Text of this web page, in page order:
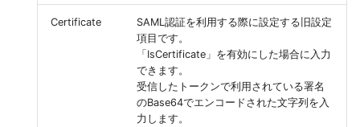
Certificate
SAML認証を利用する際に設定する旧設定
項目です。
「IsCertificate」を有効にした場合に入力
できます。
受信したトークンで利用されている署名
のBase64でエンコードされた文字列を入
力します。